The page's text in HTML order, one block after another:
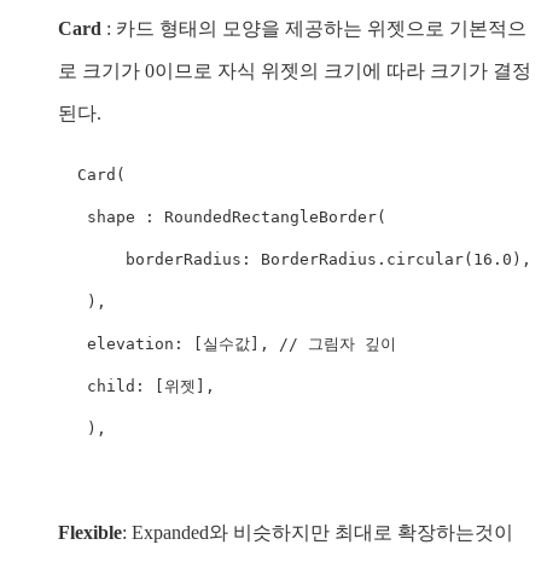
Card : 카드 형태의 모양을 제공하는 위젯으로 기본적으
로 크기가 0이므로 자식 위젯의 크기에 따라 크기가 결정
된다.
  Card(
   shape : RoundedRectangleBorder(
       borderRadius: BorderRadius.circular(16.0),
   ),
   elevation: [실수값], // 그림자 깊이
   child: [위젯],
   ),
Flexible: Expanded와 비슷하지만 최대로 확장하는것이